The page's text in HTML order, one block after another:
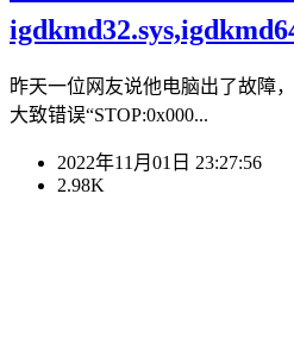
昨天一位网友说他电脑出了故障
大致错误“STOP:0x000...
2022年11月01日 23:27:56
2.98K